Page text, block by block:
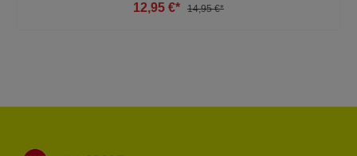
12,95 €* 14,95 €*